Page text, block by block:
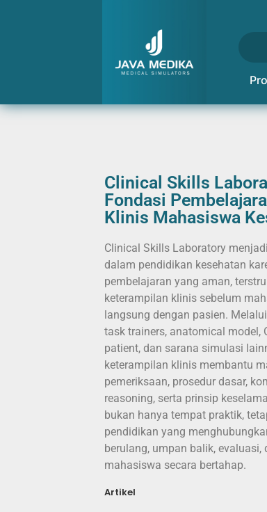
Clinical Skills
Fondasi
Klinis Mahasiswa
Clinical Skills Laboratory
dalam pendidikan kesehatan
pembelajaran yang aman,
keterampilan klinis sebelum
langsung dengan pasien.
task trainers, anatomical model,
patient, dan sarana simulasi
keterampilan klinis membantu
pemeriksaan, prosedur dasar,
reasoning, serta prinsip
bukan hanya tempat praktik,
pendidikan yang
berulang, umpan balik,
mahasiswa secara bertahap.
Artikel